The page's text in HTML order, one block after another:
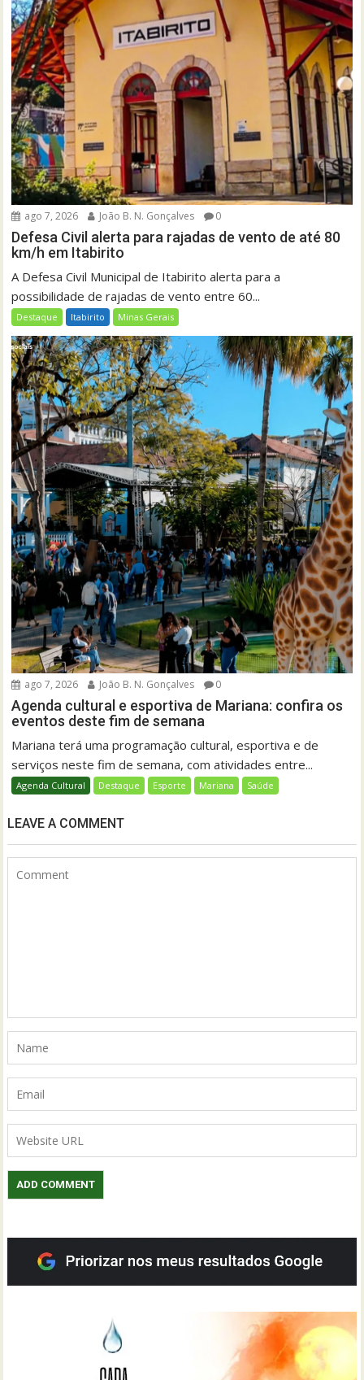
ago 7, 2026 João B. N. Gonçalves 0
Defesa Civil alerta para rajadas de vento de até 80
km/h em Itabirito
A Defesa Civil Municipal de Itabirito alerta para a
possibilidade de rajadas de vento entre 60...
Destaque Itabirito Minas Gerais
ago 7, 2026 João B. N. Gonçalves 0
Agenda cultural e esportiva de Mariana: confira os
eventos deste fim de semana
Mariana terá uma programação cultural, esportiva e de
serviços neste fim de semana, com atividades entre...
Agenda Cultural Destaque Esporte Mariana Saúde
LEAVE A COMMENT